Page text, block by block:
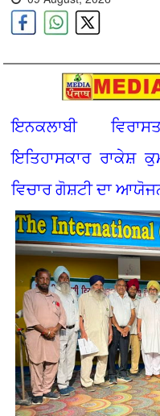
ਇਨਕਲਾਬੀ
ਇਤਿਹਾਸਕਾਰ ਰਾਕੇਸ਼
ਵਿਚਾਰ ਗੋਸ਼ਟੀ ਦਾ